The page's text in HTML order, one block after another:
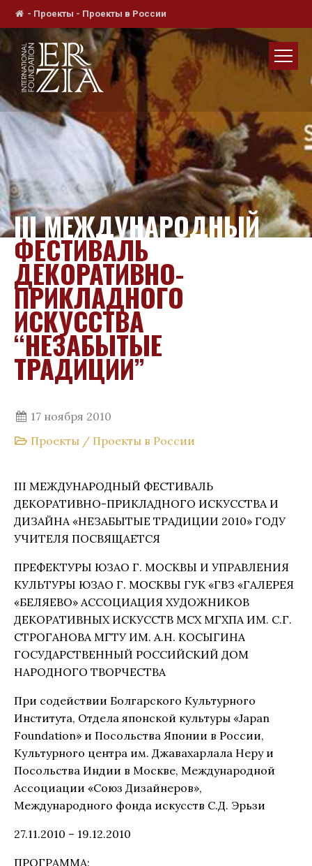
- Проекты - Проекты в России
III МЕЖДУНАРОДНЫЙ
ФЕСТИВАЛЬ
ДЕКОРАТИВНО-
ПРИКЛАДНОГО
ИСКУССТВА
“НЕЗАБЫТЫЕ
ТРАДИЦИИ”
17 ноября 2010
Проекты / Проекты в России
III МЕЖДУНАРОДНЫЙ ФЕСТИВАЛЬ
ДЕКОРАТИВНО-ПРИКЛАДНОГО ИСКУССТВА И
ДИЗАЙНА «НЕЗАБЫТЫЕ ТРАДИЦИИ 2010» ГОДУ
УЧИТЕЛЯ ПОСВЯЩАЕТСЯ
ПРЕФЕКТУРЫ ЮЗАО Г. МОСКВЫ И УПРАВЛЕНИЯ
КУЛЬТУРЫ ЮЗАО Г. МОСКВЫ ГУК «ГВЗ «ГАЛЕРЕЯ
«БЕЛЯЕВО» АССОЦИАЦИЯ ХУДОЖНИКОВ
ДЕКОРАТИВНЫХ ИСКУССТВ МСХ МГХПА ИМ. С.Г.
СТРОГАНОВА МГТУ ИМ. А.Н. КОСЫГИНА
ГОСУДАРСТВЕННЫЙ РОССИЙСКИЙ ДОМ
НАРОДНОГО ТВОРЧЕСТВА
При содействии Болгарского Культурного
Института, Отдела японской культуры «Japan
Foundation» и Посольства Японии в России,
Культурного центра им. Джавахарлала Неру и
Посольства Индии в Москве, Международной
Ассоциации «Союз Дизайнеров»,
Международного фонда искусств С.Д. Эрьзи
27.11.2010 – 19.12.2010
ПРОГРАММА: